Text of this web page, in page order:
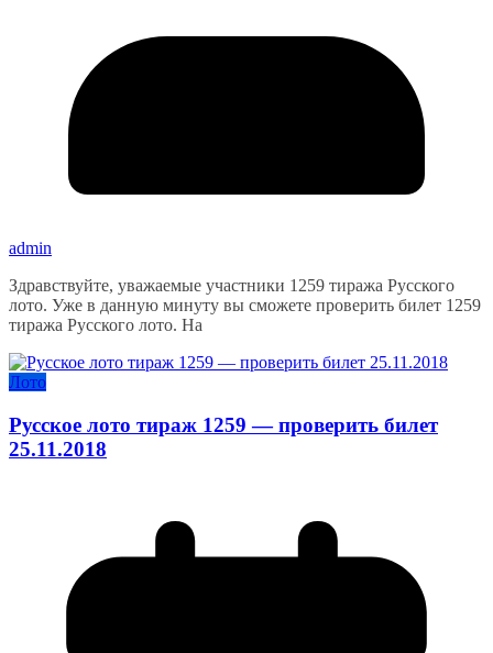
admin
Здравствуйте, уважаемые участники 1259 тиража Русского
лото. Уже в данную минуту вы сможете проверить билет 1259
тиража Русского лото. На
Лото
Русское лото тираж 1259 — проверить билет
25.11.2018